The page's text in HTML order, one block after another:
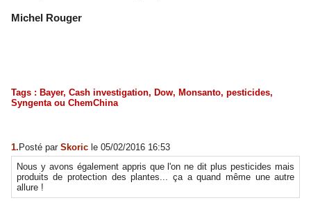
Michel Rouger
Tags : Bayer, Cash investigation, Dow, Monsanto, pesticides,
Syngenta ou ChemChina
1. Posté par Skoric le 05/02/2016 16:53
Nous y avons également appris que l'on ne dit plus pesticides mais
produits de protection des plantes... ça a quand même une autre
allure !